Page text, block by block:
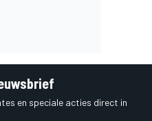
en speciale acties direct in